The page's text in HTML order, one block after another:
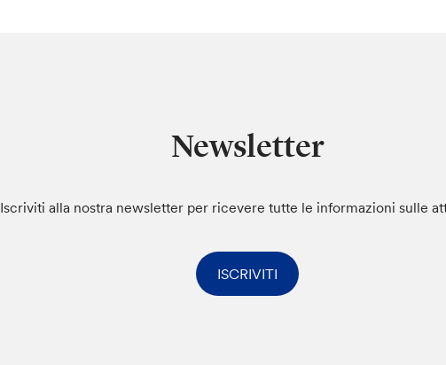
Newsletter
Iscriviti alla nostra newsletter per ricevere tutte le informazioni sulle
ISCRIVITI